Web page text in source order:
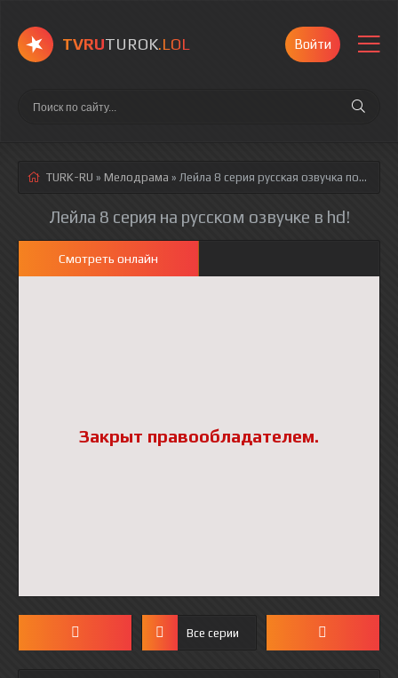
TVRUTUROK.LOL Войти
TURK-RU » Мелодрама » Лейла 8 серия русская озвучка полностью смотреть онлайн!
Лейла 8 серия на русском озвучке в hd!
Смотреть онлайн
Закрыт правообладателем.
Все серии